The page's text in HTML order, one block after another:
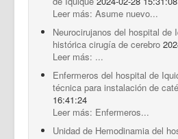
Leer más: Asume nuevo...
Neurocirujanos del hospital de
histórica cirugía de cerebro
Leer más: ...
Enfermeros del hospital de
técnica para instalación de
16:41:24
Leer más: Enfermeros...
Unidad de Hemodinamia del